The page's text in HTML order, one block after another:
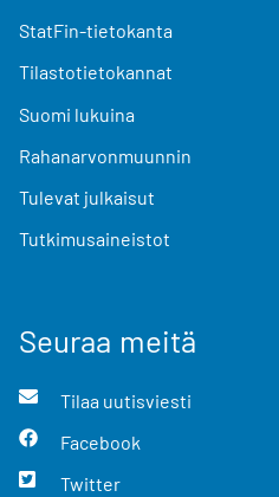
StatFin-tietokanta
Tilastotietokannat
Suomi lukuina
Rahanarvonmuunnin
Tulevat julkaisut
Tutkimusaineistot
Seuraa meitä
Tilaa uutisviesti
Facebook
Twitter